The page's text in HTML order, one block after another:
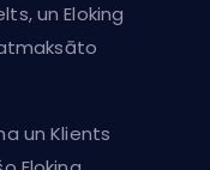
un Eloking
un Klients